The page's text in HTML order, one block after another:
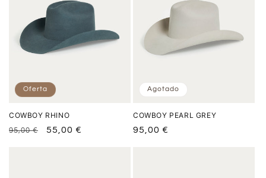
Oferta
COWBOY RHINO
Precio
95,00 €
Precio
55,00 €
Agotado
COWBOY PEARL GREY
Precio
95,00 €